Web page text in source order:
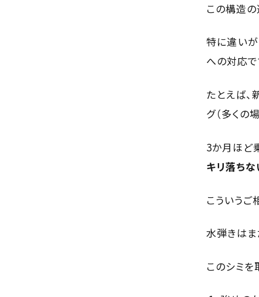
この構造の
特に違い
への対応で
たとえば
グ（多くの
3か月ほど
キリ落ちな
こういうご
水弾きはま
このシミを